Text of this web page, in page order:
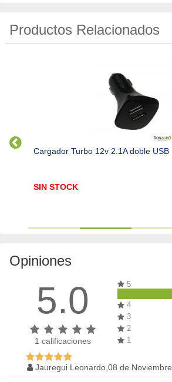
Productos Relacionados
Cargador Turbo 12v 2.1A doble USB
SIN STOCK
Opiniones
5.0
1 calificaciones
5
4
3
2
1
Jauregui Leonardo,08 de Noviembre